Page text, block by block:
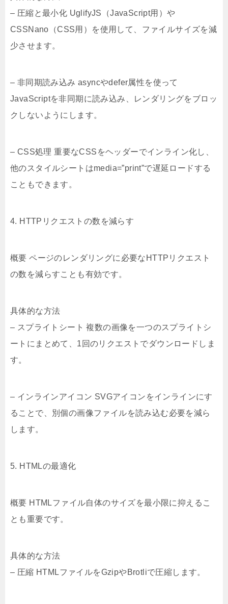
– 圧縮と最小化 UglifyJS（JavaScript用）や
CSSNano（CSS用）を使用して、ファイルサイズを減
少させます。
– 非同期読み込み asyncやdefer属性を使って
JavaScriptを非同期に読み込み、レンダリングをブロッ
クしないようにします。
– CSS処理 重要なCSSをヘッダーでインライン化し、
他のスタイルシートはmedia=”print”で遅延ロードする
こともできます。
4. HTTPリクエストの数を減らす
概要 ページのレンダリングに必要なHTTPリクエスト
の数を減らすことも有効です。
具体的な方法
– スプライトシート 複数の画像を一つのスプライトシ
ートにまとめて、1回のリクエストでダウンロードしま
す。
– インラインアイコン SVGアイコンをインラインにす
ることで、別個の画像ファイルを読み込む必要を減ら
します。
5. HTMLの最適化
概要 HTMLファイル自体のサイズを最小限に抑えるこ
とも重要です。
具体的な方法
– 圧縮 HTMLファイルをGzipやBrotliで圧縮します。